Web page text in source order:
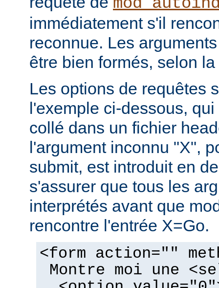
immédiatement s'il
reconnue. Les
être bien formés, selon
Les options de requêtes
l'exemple ci-dessous,
collé dans un fichier
l'argument inconnu "X",
submit, est introduit en
s'assurer que tous les
interprétés avant que
rencontre l'entrée X=Go.
<form action=""
Montre moi une